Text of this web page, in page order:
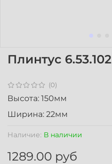
(0)
Наличие: В наличии
Плинтус 6.53.102
1289.00 руб
Высота: 150мм
Ширина: 22мм